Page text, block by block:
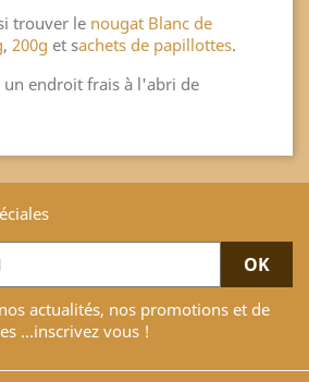
trouver le nougat Blanc de
, 200g et sachets de papillottes.
un endroit frais à l'abri de
actualités, nos promotions et de
...inscrivez vous !